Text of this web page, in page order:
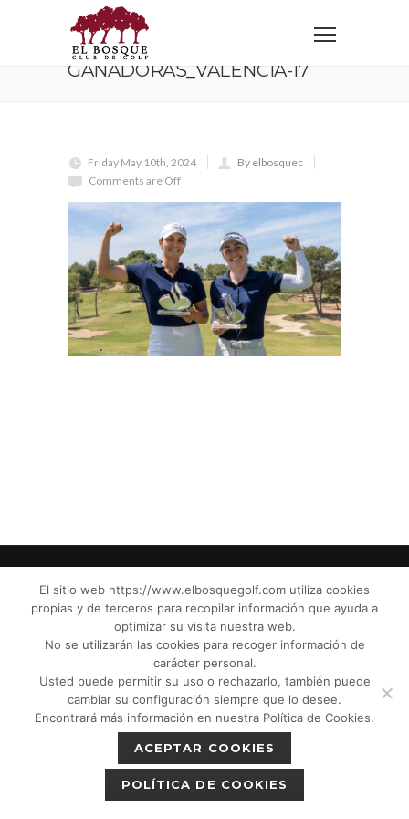
Home Ganadoras_Valencia-17
GANADORAS_VALENCIA-17
Friday May 10th, 2024
By elbosquec
Comments are Off
© El Bosque Golf Club |Legal Notice|
Privacy Policy|Cookies Policy|Política de
devoluciones|Tic Camaras
Protection CPM”|
El sitio web https://www.elbosquegolf.com utiliza cookies
propias y de terceros para recopilar información que ayuda a
optimizar su visita nuestra web.
No se utilizarán las cookies para recoger información de
carácter personal.
Usted puede permitir su uso o rechazarlo, también puede
cambiar su configuración siempre que lo desee.
Encontrará más información en nuestra Política de Cookies.
ACEPTAR COOKIES
POLÍTICA DE COOKIES